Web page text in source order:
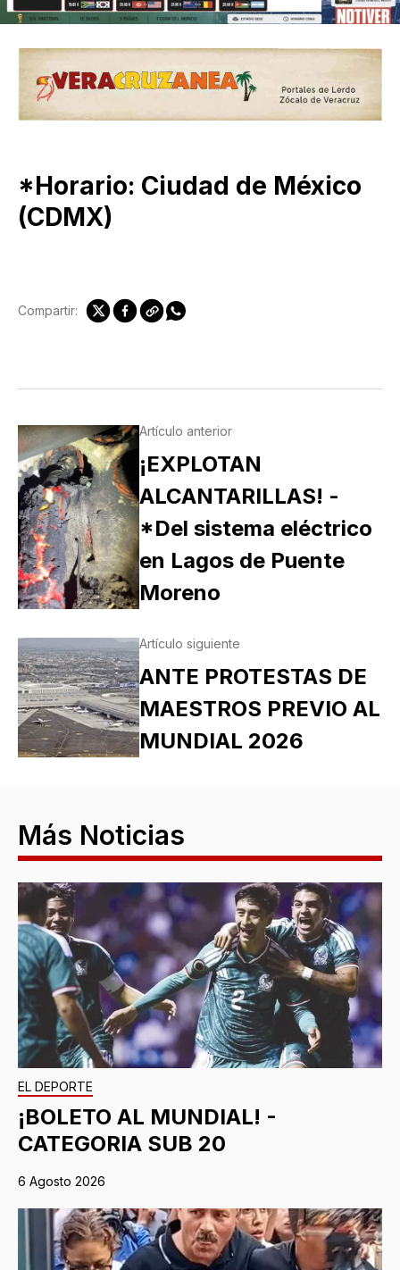
*Horario: Ciudad de México
(CDMX)
Compartir:
Artículo anterior
¡EXPLOTAN
ALCANTARILLAS! -
*Del sistema eléctrico
en Lagos de Puente
Moreno
Artículo siguiente
ANTE PROTESTAS DE
MAESTROS PREVIO AL
MUNDIAL 2026
Más Noticias
EL DEPORTE
¡BOLETO AL MUNDIAL! -
CATEGORIA SUB 20
6 Agosto 2026